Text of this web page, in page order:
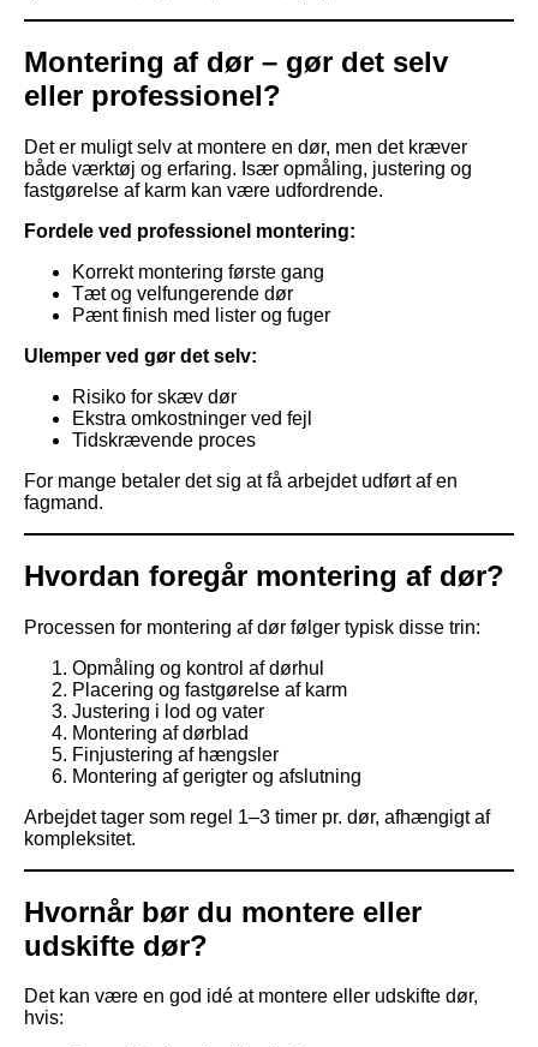
Montering af dør – gør det selv
eller professionel?
Det er muligt selv at montere en dør, men det kræver
både værktøj og erfaring. Især opmåling, justering og
fastgørelse af karm kan være udfordrende.
Fordele ved professionel montering:
Korrekt montering første gang
Tæt og velfungerende dør
Pænt finish med lister og fuger
Ulemper ved gør det selv:
Risiko for skæv dør
Ekstra omkostninger ved fejl
Tidskrævende proces
For mange betaler det sig at få arbejdet udført af en
fagmand.
Hvordan foregår montering af dør?
Processen for montering af dør følger typisk disse trin:
Opmåling og kontrol af dørhul
Placering og fastgørelse af karm
Justering i lod og vater
Montering af dørblad
Finjustering af hængsler
Montering af gerigter og afslutning
Arbejdet tager som regel 1–3 timer pr. dør, afhængigt af
kompleksitet.
Hvornår bør du montere eller
udskifte dør?
Det kan være en god idé at montere eller udskifte dør,
hvis: